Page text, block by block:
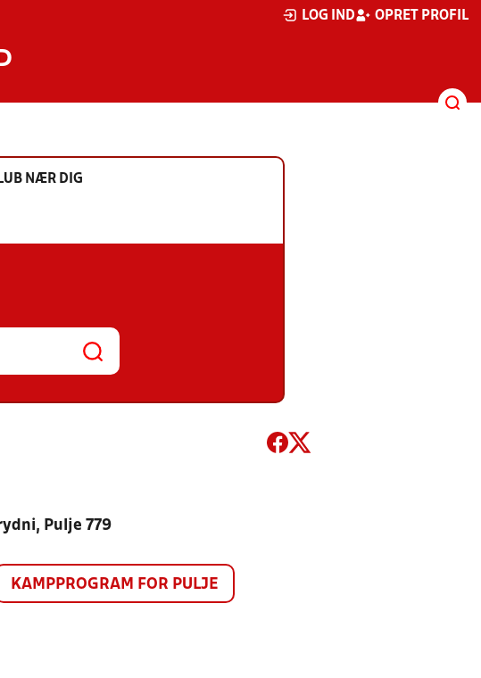
LOG IND OPRET PROFIL
NÆR DIG
Pulje 779
KAMPPROGRAM FOR PULJE